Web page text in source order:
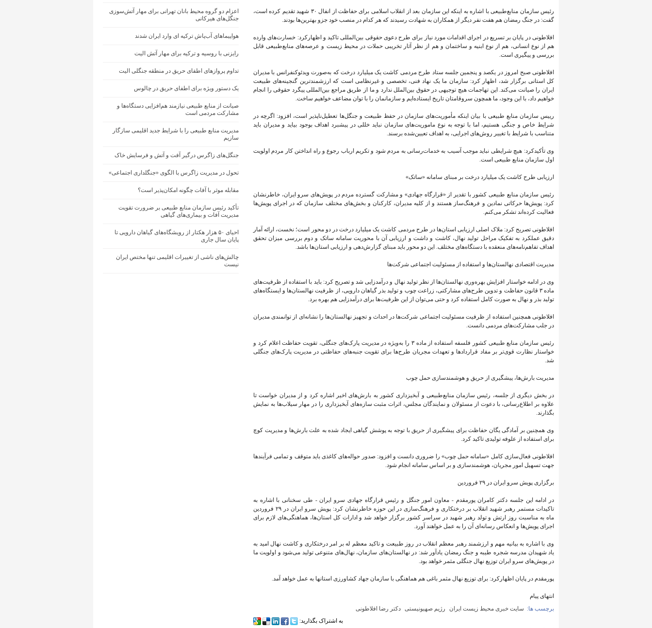
رئیس سازمان منابع‌طبیعی با اشاره به اینکه این سازمان بعد از انقلاب اسلامی برای حفاظت از انفال ۳۰ شهید تقدیم کرده است،
گفت: در جنگ رمضان هم هفت نفر دیگر از همکاران به شهادت رسیدند که هر کدام در منصب خود جزو بهترین‌ها بودند.
افلاطونی در پایان بر تسریع در اجرای اقدامات مورد نیاز برای طرح دعوی حقوقی بین‌المللی تاکید و اظهارکرد: خسارت‌های وارده
هم از نوع انسانی، هم از نوع ابنیه و ساختمان و هم از نظر آثار تخریبی حملات در محیط زیست و عرصه‌های منابع‌طبیعی قابل
بررسی و پیگیری است.
افلاطونی صبح امروز در یکصد و پنجمین جلسه ستاد طرح مردمی کاشت یک میلیارد درخت که به‌صورت ویدئوکنفرانس با مدیران
کل استانی برگزار شد، اظهار کرد: سازمان ما یک نهاد فنی، تخصصی و غیرنظامی است که ارزشمندترین گنجینه‌های طبیعت
ایران را صیانت می‌کند. این تهاجمات هیچ توجیهی در حقوق بین‌الملل ندارد و ما از طریق مراجع بین‌المللی پیگرد حقوقی را انجام
خواهیم داد، با این وجود، ما همچون سروقامتان تاریخ ایستاده‌ایم و سازمانمان را با توان مضاعف خواهیم ساخت.
رییس سازمان منابع طبیعی با بیان اینکه مأموریت‌های سازمان در حفظ طبیعت و جنگل‌ها تعطیل‌ناپذیر است، افزود: اگرچه در
شرایط خاص و جنگی هستیم، اما با توجه به نوع ماموریت‌های سازمان نباید خللی در پیشبرد اهداف بوجود بیاید و مدیران باید
متناسب با شرایط با تغییر روش‌های اجرایی، به اهداف تعیین‌شده برسند.
وی تأکیدکرد: هیچ شرایطی نباید موجب آسیب به خدمات‌رسانی به مردم شود و تکریم ارباب رجوع و راه انداختن کار مردم اولویت
اول سازمان منابع طبیعی است.
ارزیابی طرح کاشت یک میلیارد درخت بر مبنای سامانه «ساتک»
رئیس سازمان منابع طبیعی کشور با تقدیر از «قرارگاه جهادی» و مشارکت گسترده مردم در پویش‌های سرو ایران، خاطرنشان
کرد: پویش‌ها حرکاتی نمادین و فرهنگ‌ساز هستند و از کلیه مدیران، کارکنان و بخش‌های مختلف سازمان که در اجرای پویش‌ها
فعالیت کرده‌اند تشکر می‌کنم.
افلاطونی تصریح کرد: ملاک اصلی ارزیابی استان‌ها در طرح مردمی کاشت یک میلیارد درخت در دو محور است؛ نخست، ارائه آمار
دقیق عملکرد به تفکیک مراحل تولید نهال، کاشت و داشت و ارزیابی آن با محوریت سامانه ساتک و دوم بررسی میزان تحقق
اهداف تفاهم‌نامه‌های منعقده با دستگاه‌های مختلف. این دو محور باید مبنای گزارش‌دهی و ارزیابی استان‌ها باشد.
مدیریت اقتصادی نهالستان‌ها و استفاده از مسئولیت اجتماعی شرکت‌ها
وی در ادامه خواستار افزایش بهره‌وری نهالستان‌ها از نظر تولید نهال و درآمدزایی شد و تصریح کرد: باید با استفاده از ظرفیت‌های
ماده ۳ قانون حفاظت و تدوین طرح‌های مشارکتی، زراعت چوب و تولید بذر گیاهان دارویی، از ظرفیت نهالستان‌ها و ایستگاه‌های
تولید بذر و نهال به صورت کامل استفاده کرد و حتی می‌توان از این ظرفیت‌ها برای درآمدزایی هم بهره برد.
افلاطونی همچنین استفاده از ظرفیت مسئولیت اجتماعی شرکت‌ها در احداث و تجهیز نهالستان‌ها را نشانه‌ای از توانمندی مدیران
در جلب مشارکت‌های مردمی دانست.
رئیس سازمان منابع طبیعی کشور فلسفه استفاده از ماده ۳ را به‌ویژه در مدیریت پارک‌های جنگلی، تقویت حفاظت اعلام کرد و
خواستار نظارت قوی‌تر بر مفاد قراردادها و تعهدات مجریان طرح‌ها برای تقویت جنبه‌های حفاظتی در مدیریت پارک‌های جنگلی
شد.
مدیریت بارش‌ها، پیشگیری از حریق و هوشمندسازی حمل چوب
در بخش دیگری از جلسه، رئیس سازمان منابع‌طبیعی و آبخیزداری کشور به بارش‌های اخیر اشاره کرد و از مدیران خواست تا
علاوه بر اطلاع‌رسانی، با دعوت از مسئولان و نمایندگان مجلس، اثرات مثبت سازه‌های آبخیزداری را در مهار سیلاب‌ها به نمایش
بگذارند.
وی همچنین بر آمادگی یگان حفاظت برای پیشگیری از حریق با توجه به پوشش گیاهی ایجاد شده به علت بارش‌ها و مدیریت کوچ
برای استفاده از علوفه تولیدی تاکید کرد.
افلاطونی فعال‌سازی کامل «سامانه حمل چوب» را ضروری دانست و افزود: صدور حواله‌های کاغذی باید متوقف و تمامی فرآیندها
جهت تسهیل امور مجریان، هوشمندسازی و بر اساس سامانه انجام شود.
برگزاری پویش سرو ایران در ۲۹ فروردین
در ادامه این جلسه دکتر کامران پورمقدم - معاون امور جنگل و رئیس قرارگاه جهادی سرو ایران - طی سخنانی با اشاره به
تاکیدات مستمر رهبر شهید انقلاب بر درختکاری و فرهنگ‌سازی در این حوزه خاطرنشان کرد: پویش سرو ایران در ۲۹ فروردین
ماه به مناسبت روز ارتش و تولد رهبر شهید در سراسر کشور برگزار خواهد شد و ادارات کل استان‌ها، هماهنگی‌های لازم برای
اجرای پویش‌ها و انعکاس رسانه‌ای آن را به عمل خواهند آورد.
وی با اشاره به بیانیه مهم و ارزشمند رهبر معظم انقلاب در روز طبیعت و تاکید معظم له بر امر درختکاری و کاشت نهال امید به
یاد شهیدان مدرسه شجره طیبه و جنگ رمضان یادآور شد: در نهالستان‌های سازمان، نهال‌های متنوعی تولید می‌شود و اولویت ما
در پویش‌های سرو ایران توزیع نهال جنگلی مثمر خواهد بود.
پورمقدم در پایان اظهارکرد: برای توزیع نهال مثمر باغی هم هماهنگی با سازمان جهاد کشاورزی استانها به عمل خواهد آمد.
انتهای پیام
برچسب ها: سایت خبری محیط زیست ایران رژیم صهیونیستی دکتر رضا افلاطونی
به اشتراک بگذارید:
اعزام دو گروه محیط ‌بانان تهرانی برای مهار آتش‌سوزی
جنگل‌های هیرکانی
هواپیماهای آب‌پاش ترکیه ای وارد ایران شدند
رایزنی با روسیه و ترکیه برای مهار آتش الیت
تداوم پروازهای اطفای حریق در منطقه جنگلی الیت
یک دستور ویژه برای اطفای حریق در چالوس
صیانت از منابع طبیعی نیازمند هم‌افزایی دستگاه‌ها و
مشارکت مردمی است
مدیریت منابع طبیعی را با شرایط جدید اقلیمی سازگار
سازیم
جنگل‌های زاگرس درگیر آفت و آتش و فرسایش خاک
تحول در مدیریت زاگرس با الگوی «جنگلداری اجتماعی»
مقابله موثر با آفات چگونه امکان‌پذیر است؟
تأکید رئیس سازمان منابع طبیعی بر ضرورت تقویت
مدیریت آفات و بیماری‌های گیاهی
احیای ۵۰ هزار هکتار از رویشگاه‌های گیاهان دارویی تا
پایان سال جاری
چالش‌های ناشی از تغییرات اقلیمی تنها مختص ایران
نیست